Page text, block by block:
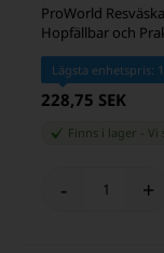
ProWorld
Hopfällbar och
Lägsta enhetspris:
228,75 SEK
Finns i lager -Vi
- +